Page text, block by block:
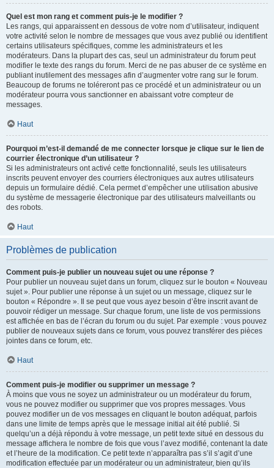
Quel est mon rang et comment puis-je le modifier ?
Les rangs, qui apparaissent en dessous de votre nom d’utilisateur, indiquent
votre activité selon le nombre de messages que vous avez publié ou identifient
certains utilisateurs spécifiques, comme les administrateurs et les
modérateurs. Dans la plupart des cas, seul un administrateur du forum peut
modifier le texte des rangs du forum. Merci de ne pas abuser de ce système en
publiant inutilement des messages afin d’augmenter votre rang sur le forum.
Beaucoup de forums ne toléreront pas ce procédé et un administrateur ou un
modérateur pourra vous sanctionner en abaissant votre compteur de
messages.
Haut
Pourquoi m’est-il demandé de me connecter lorsque je clique sur le lien de
courrier électronique d’un utilisateur ?
Si les administrateurs ont activé cette fonctionnalité, seuls les utilisateurs
inscrits peuvent envoyer des courriers électroniques aux autres utilisateurs
depuis un formulaire dédié. Cela permet d’empêcher une utilisation abusive
du système de messagerie électronique par des utilisateurs malveillants ou
des robots.
Haut
Problèmes de publication
Comment puis-je publier un nouveau sujet ou une réponse ?
Pour publier un nouveau sujet dans un forum, cliquez sur le bouton « Nouveau
sujet ». Pour publier une réponse à un sujet ou un message, cliquez sur le
bouton « Répondre ». Il se peut que vous ayez besoin d’être inscrit avant de
pouvoir rédiger un message. Sur chaque forum, une liste de vos permissions
est affichée en bas de l’écran du forum ou du sujet. Par exemple : vous pouvez
publier de nouveaux sujets dans ce forum, vous pouvez transférer des pièces
jointes dans ce forum, etc.
Haut
Comment puis-je modifier ou supprimer un message ?
À moins que vous ne soyez un administrateur ou un modérateur du forum,
vous ne pouvez modifier ou supprimer que vos propres messages. Vous
pouvez modifier un de vos messages en cliquant le bouton adéquat, parfois
dans une limite de temps après que le message initial ait été publié. Si
quelqu’un a déjà répondu à votre message, un petit texte situé en dessous du
message affichera le nombre de fois que vous l’avez modifié, contenant la date
et l’heure de la modification. Ce petit texte n’apparaîtra pas s’il s’agit d’une
modification effectuée par un modérateur ou un administrateur, bien qu’ils